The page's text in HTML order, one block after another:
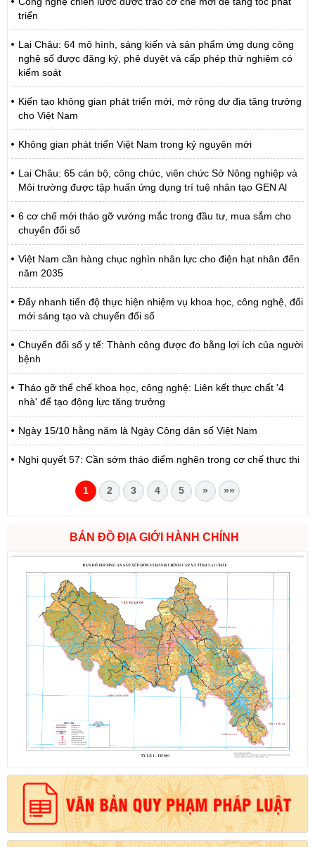
triển
Lai Châu: 64 mô hình, sáng kiến và sản phẩm ứng dụng công
nghệ số được đăng ký, phê duyệt và cấp phép thử nghiệm có
kiểm soát
Kiến tạo không gian phát triển mới, mở rộng dư địa tăng trưởng
cho Việt Nam
Không gian phát triển Việt Nam trong kỷ nguyên mới
Lai Châu: 65 cán bộ, công chức, viên chức Sở Nông nghiệp và
Môi trường được tập huấn ứng dụng trí tuệ nhân tạo GEN Al
6 cơ chế mới tháo gỡ vướng mắc trong đầu tư, mua sắm cho
chuyển đổi số
Việt Nam cần hàng chục nghìn nhân lực cho điện hạt nhân đến
năm 2035
Đẩy nhanh tiến độ thực hiện nhiệm vụ khoa học, công nghệ, đổi
mới sáng tạo và chuyển đổi số
Chuyển đổi số y tế: Thành công được đo bằng lợi ích của người
bệnh
Tháo gỡ thể chế khoa học, công nghệ: Liên kết thực chất '4
nhà' để tạo động lực tăng trưởng
Ngày 15/10 hằng năm là Ngày Công dân số Việt Nam
Nghị quyết 57: Cần sớm tháo điểm nghẽn trong cơ chế thực thi
1 2 3 4 5 » »»
BẢN ĐỒ ĐỊA GIỚI HÀNH CHÍNH